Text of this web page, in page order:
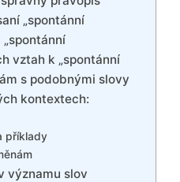
„spontánní
vztah k „spontánní
s podobnými slovy
kontextech:
příklady
významu slov